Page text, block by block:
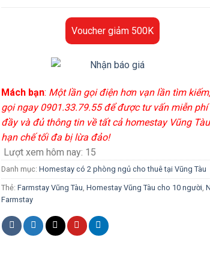
3.800.000 vnđ/
là:
1.300.000
Voucher giảm 500K
Mách bạn: Một lần gọi điện hơn vạn lần tìm kiếm,
gọi ngay 0901.33.79.55 để được tư vấn miễn phí
đầy và đủ thông tin về tất cả homestay Vũng
hạn chế tối đa bị lừa đảo!
Lượt xem hôm nay: 15
Danh mục: Homestay có 2 phòng ngủ cho thuê tại Vũng Tàu
Thẻ: Farmstay Vũng Tàu Homestay Vũng Tàu cho 10 người
Farmstay